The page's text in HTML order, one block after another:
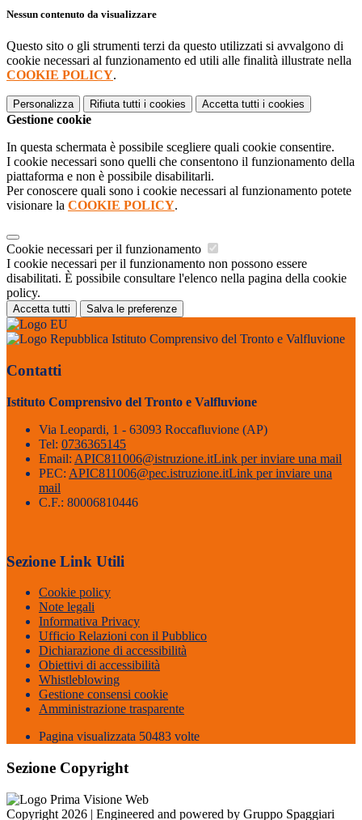
Nessun contenuto da visualizzare
Questo sito o gli strumenti terzi da questo utilizzati si avvalgono di
cookie necessari al funzionamento ed utili alle finalità illustrate nella
COOKIE POLICY.
Personalizza Rifiuta tutti i cookies Accetta tutti i cookies
Gestione cookie
In questa schermata è possibile scegliere quali cookie consentire.
I cookie necessari sono quelli che consentono il funzionamento della
piattaforma e non è possibile disabilitarli.
Per conoscere quali sono i cookie necessari al funzionamento potete
visionare la COOKIE POLICY.
Cookie necessari per il funzionamento
I cookie necessari per il funzionamento non possono essere
disabilitati. È possibile consultare l'elenco nella pagina della cookie
policy.
Accetta tutti Salva le preferenze
Istituto Comprensivo del Tronto e Valfluvione
Contatti
Istituto Comprensivo del Tronto e Valfluvione
Via Leopardi, 1 - 63093 Roccafluvione (AP)
Tel: 0736365145
Email: APIC811006@istruzione.itLink per inviare una mail
PEC: APIC811006@pec.istruzione.itLink per inviare una
mail
C.F.: 80006810446
Sezione Link Utili
Cookie policy
Note legali
Informativa Privacy
Ufficio Relazioni con il Pubblico
Dichiarazione di accessibilità
Obiettivi di accessibilità
Whistleblowing
Gestione consensi cookie
Amministrazione trasparente
Pagina visualizzata 50483 volte
Sezione Copyright
Copyright 2026 | Engineered and powered by Gruppo Spaggiari